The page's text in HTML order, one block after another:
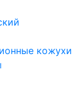
кожухи